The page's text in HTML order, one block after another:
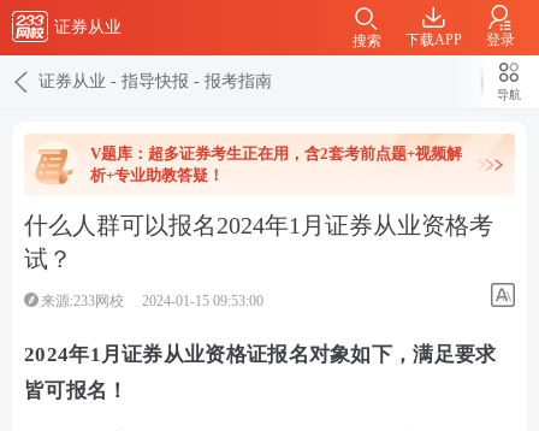
证券从业
下载APP 登录
搜索
证券从业 - 指导快报 - 报考指南
导航
V题库：超多证券考生正在用，含2套考前点题+视频解
析+专业助教答疑！
什么人群可以报名2024年1月证券从业资格考
试？
来源:233网校 2024-01-15 09:53:00
2024年1月证券从业资格证报名对象如下，满足要求
皆可报名！